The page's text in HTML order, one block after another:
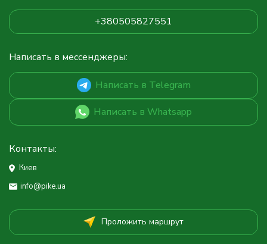
+380505827551
Написать в мессенджеры:
Написать в Telegram
Написать в Whatsapp
Контакты:
Киев
info@pike.ua
Проложить маршрут